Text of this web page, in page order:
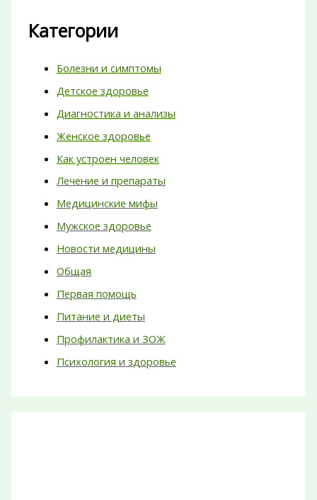
Категории
Болезни и симптомы
Детское здоровье
Диагностика и анализы
Женское здоровье
Как устроен человек
Лечение и препараты
Медицинские мифы
Мужское здоровье
Новости медицины
Общая
Первая помощь
Питание и диеты
Профилактика и ЗОЖ
Психология и здоровье